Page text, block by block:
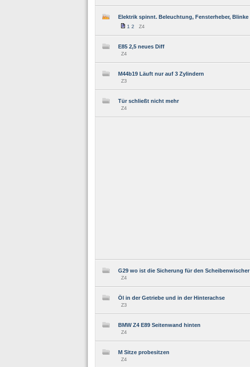
Elektrik spinnt. Beleuchtung, Fensterheber, Blinke
1 2 Z4
E85 2,5 neues Diff
Z4
M44b19 Läuft nur auf 3 Zylindern
Z3
Tür schließt nicht mehr
Z4
G29 wo ist die Sicherung für den Scheibenwischer
Z4
Öl in der Getriebe und in der Hinterachse
Z3
BMW Z4 E89 Seitenwand hinten
Z4
M Sitze probesitzen
Z4